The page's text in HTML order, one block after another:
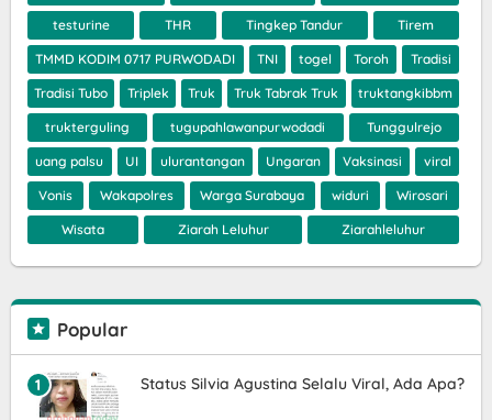
testurine THR Tingkep Tandur Tirem
TMMD KODIM 0717 PURWODADI TNI togel Toroh Tradisi
Tradisi Tubo Triplek Truk Truk Tabrak Truk truktangkibbm
trukterguling tugupahlawanpurwodadi Tunggulrejo
uang palsu UI ulurantangan Ungaran Vaksinasi viral
Vonis Wakapolres Warga Surabaya widuri Wirosari
Wisata Ziarah Leluhur Ziarahleluhur
Popular
Status Silvia Agustina Selalu Viral, Ada Apa?